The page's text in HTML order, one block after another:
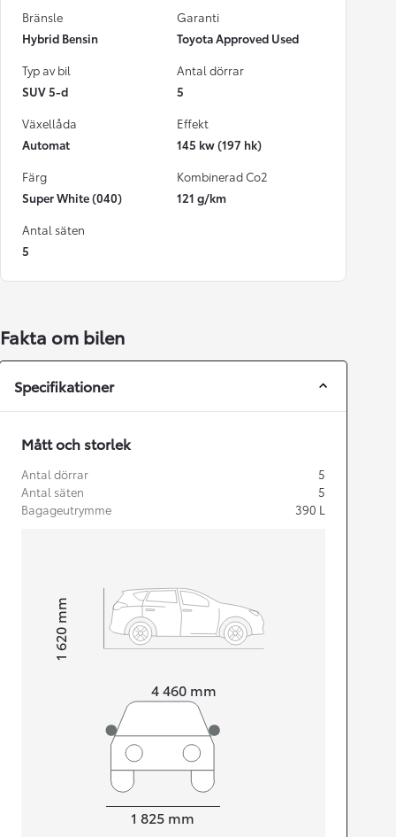
Bränsle
Hybrid Bensin
Garanti
Toyota Approved Used
Typ av bil
SUV 5-d
Antal dörrar
5
Växellåda
Automat
Effekt
145 kw (197 hk)
Färg
Super White (040)
Kombinerad Co2
121 g/km
Antal säten
5
Fakta om bilen
Specifikationer
Mått och storlek
Antal dörrar
5
Antal säten
5
Bagageutrymme
390 L
Length
4 460 mm
Height1 620
mm
Width
1 825 mm